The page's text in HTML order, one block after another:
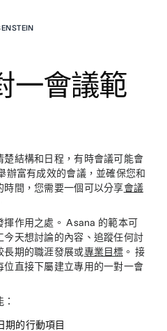
一會議範
結構和日程，有時會議可能會
辦富有成效的會議，並確保您和
間，您需要一個可以分享會議
作用之處。 Asana 的範本可
天想討論的內容、追蹤任何討
長期的職涯發展或專業目標。 接
直接下屬建立專用的一對一會
期的行動項目